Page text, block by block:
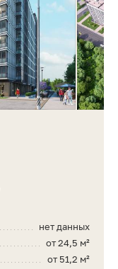
нет данных
от 24,5 м²
от 51,2 м²